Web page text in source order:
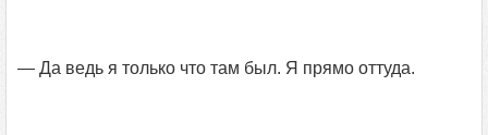
— Да ведь я только что там был. Я прямо оттуда.